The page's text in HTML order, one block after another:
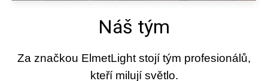
Náš tým
Za značkou ElmetLight stojí tým profesionálů,
kteří milují světlo.